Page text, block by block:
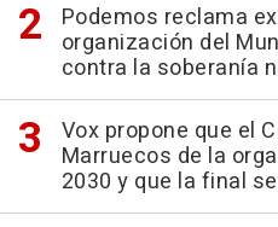
Podemos reclama
organización del
contra la soberanía
Vox propone que el
Marruecos de la
2030 y que la final